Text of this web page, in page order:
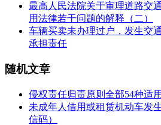
最高人民法院关于审理道路交
用法律若干问题的解释（二）
车辆买卖未办理过户，发生交
承担责任
随机文章
侵权责任归责原则全部54种适
未成年人借用或租赁机动车发
信码）